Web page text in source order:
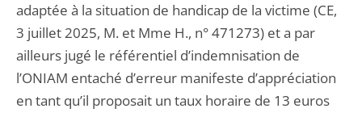
adaptée à la situation de handicap de la victime (CE,
3 juillet 2025, M. et Mme H., n° 471273) et a par
ailleurs jugé le référentiel d’indemnisation de
l’ONIAM entaché d’erreur manifeste d’appréciation
en tant qu’il proposait un taux horaire de 13 euros